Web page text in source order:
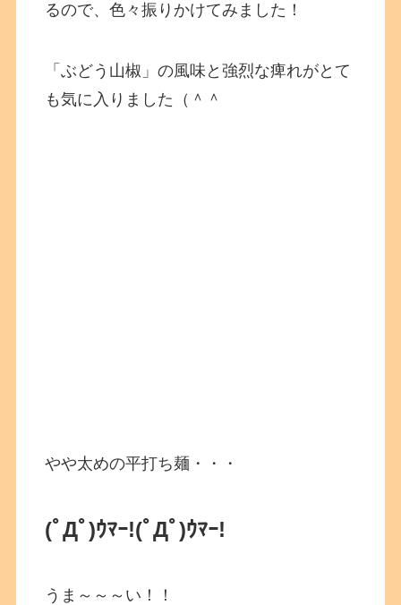
るので、色々振りかけてみました！
「ぶどう山椒」の風味と強烈な痺れがとて
も気に入りました（＾＾
やや太めの平打ち麺・・・
(ﾟДﾟ)ｳﾏｰ!(ﾟДﾟ)ｳﾏｰ!
うま～～～い！！